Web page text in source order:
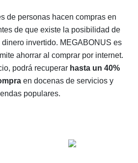
AliExpress
en AliExpress: formas
de recuperar el dinero
en AliExpress: lo imposible es
posible
rentable en AliExpress: cómo
encontrarlo
de personas hacen compras en
de que existe la posibilidad de
invertido. MEGABONUS es
ahorrar al comprar por internet.
podrá recuperar hasta un 40%
en docenas de servicios y
populares.